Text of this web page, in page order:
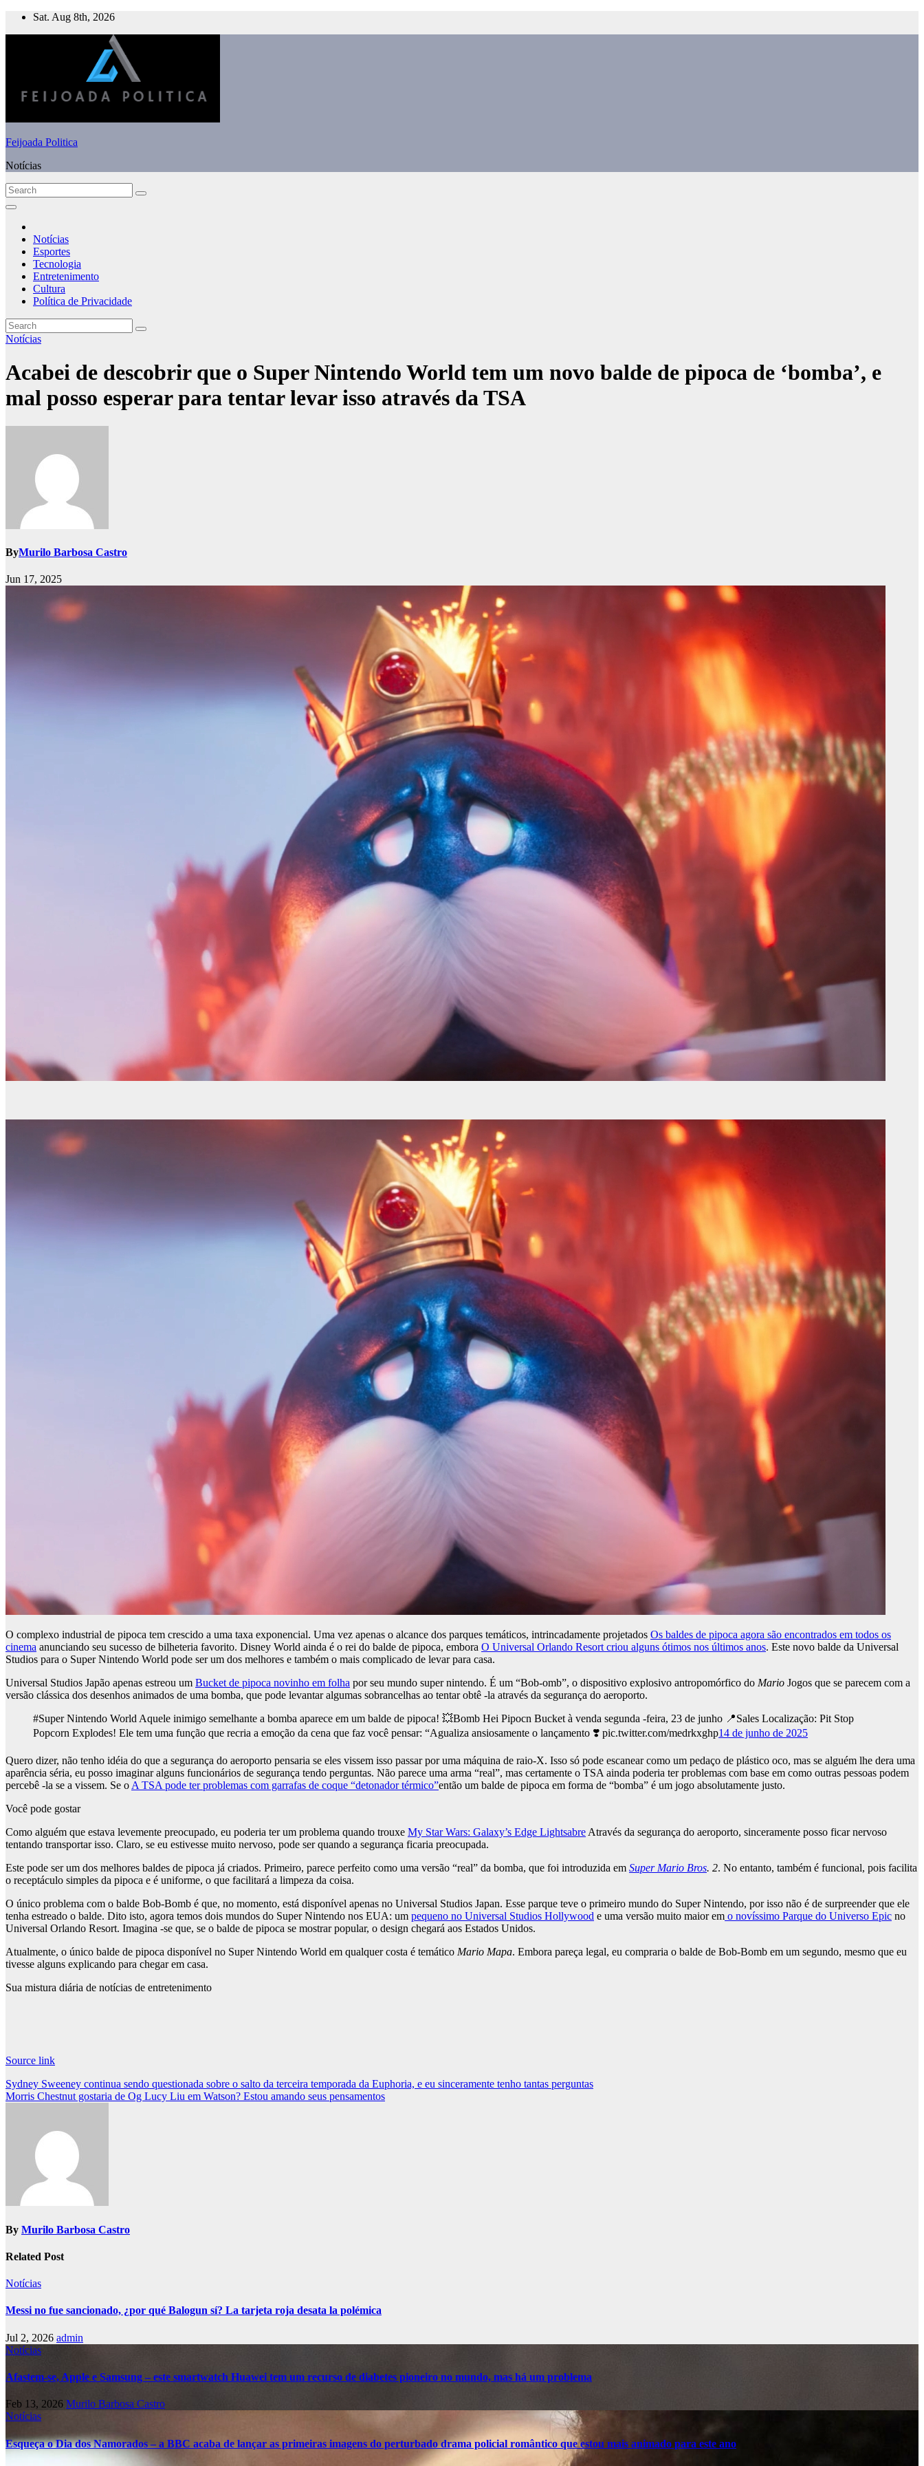
Skip
Sat. Aug 8th, 2026
Feijoada Politica
Notícias
Notícias
Esportes
Tecnologia
Entretenimento
Cultura
Política de Privacidade
Notícias
Acabei de descobrir que o Super Nintendo World tem um novo balde de pipoca de ‘bomba’, e
mal posso esperar para tentar levar isso através da TSA
ByMurilo Barbosa Castro
Jun 17, 2025
O complexo industrial de pipoca tem crescido a uma taxa exponencial. Uma vez apenas o alcance dos parques temáticos, intrincadamente projetados Os baldes de pipoca agora são encontrados em todos os
cinema anunciando seu sucesso de bilheteria favorito. Disney World ainda é o rei do balde de pipoca, embora O Universal Orlando Resort criou alguns ótimos nos últimos anos. Este novo balde da Universal
Studios para o Super Nintendo World pode ser um dos melhores e também o mais complicado de levar para casa.
Universal Studios Japão apenas estreou um Bucket de pipoca novinho em folha por seu mundo super nintendo. É um “Bob-omb”, o dispositivo explosivo antropomórfico do Mario Jogos que se parecem com a
versão clássica dos desenhos animados de uma bomba, que pode levantar algumas sobrancelhas ao tentar obtê -la através da segurança do aeroporto.
#Super Nintendo World Aquele inimigo semelhante a bomba aparece em um balde de pipoca! 💥Bomb Hei Pipocn Bucket à venda segunda -feira, 23 de junho 📍Sales Localização: Pit Stop
Popcorn Explodes! Ele tem uma função que recria a emoção da cena que faz você pensar: “Agualiza ansiosamente o lançamento ❣️ pic.twitter.com/medrkxghp14 de junho de 2025
Quero dizer, não tenho idéia do que a segurança do aeroporto pensaria se eles vissem isso passar por uma máquina de raio-X. Isso só pode escanear como um pedaço de plástico oco, mas se alguém lhe dera uma
aparência séria, eu posso imaginar alguns funcionários de segurança tendo perguntas. Não parece uma arma “real”, mas certamente o TSA ainda poderia ter problemas com base em como outras pessoas podem
percebê -la se a vissem. Se oA TSA pode ter problemas com garrafas de coque “detonador térmico”então um balde de pipoca em forma de “bomba” é um jogo absolutamente justo.
Você pode gostar
Como alguém que estava levemente preocupado, eu poderia ter um problema quando trouxe My Star Wars: Galaxy’s Edge LightsabreAtravés da segurança do aeroporto, sinceramente posso ficar nervoso
tentando transportar isso. Claro, se eu estivesse muito nervoso, pode ser quando a segurança ficaria preocupada.
Este pode ser um dos melhores baldes de pipoca já criados. Primeiro, parece perfeito como uma versão “real” da bomba, que foi introduzida em Super Mario Bros. 2. No entanto, também é funcional, pois facilita
o receptáculo simples da pipoca e é uniforme, o que facilitará a limpeza da coisa.
O único problema com o balde Bob-Bomb é que, no momento, está disponível apenas no Universal Studios Japan. Esse parque teve o primeiro mundo do Super Nintendo, por isso não é de surpreender que ele
tenha estreado o balde. Dito isto, agora temos dois mundos do Super Nintendo nos EUA: um pequeno no Universal Studios Hollywood e uma versão muito maior em o novíssimo Parque do Universo Epic no
Universal Orlando Resort. Imagina -se que, se o balde de pipoca se mostrar popular, o design chegará aos Estados Unidos.
Atualmente, o único balde de pipoca disponível no Super Nintendo World em qualquer costa é temático Mario Mapa. Embora pareça legal, eu compraria o balde de Bob-Bomb em um segundo, mesmo que eu
tivesse alguns explicando para chegar em casa.
Sua mistura diária de notícias de entretenimento
Source link
Post
navigation
Sydney Sweeney continua sendo questionada sobre o salto da terceira temporada da Euphoria, e eu sinceramente tenho tantas perguntas
Morris Chestnut gostaria de Og Lucy Liu em Watson? Estou amando seus pensamentos
By Murilo Barbosa Castro
Related Post
Notícias
Messi no fue sancionado, ¿por qué Balogun sí? La tarjeta roja desata la polémica
Jul 2, 2026 admin
Notícias
Afastem-se, Apple e Samsung – este smartwatch Huawei tem um recurso de diabetes pioneiro no mundo, mas há um problema
Feb 13, 2026 Murilo Barbosa Castro
Notícias
Esqueça o Dia dos Namorados – a BBC acaba de lançar as primeiras imagens do perturbado drama policial romântico que estou mais animado para este ano